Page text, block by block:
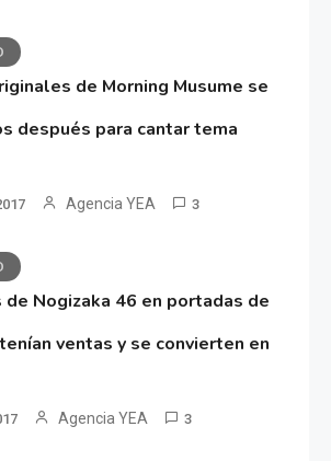
de Morning Musume se
después para cantar tema
Agencia YEA 3
Nogizaka 46 en portadas de
ventas y se convierten en
Agencia YEA 3